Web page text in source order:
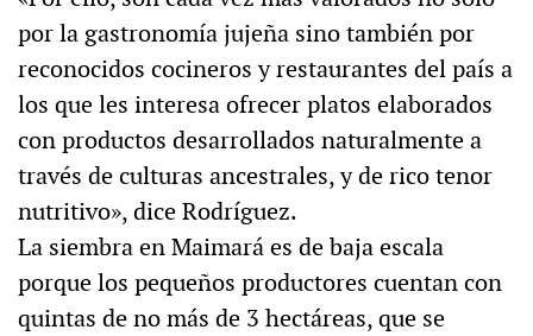
por la gastronomía jujeña sino también por
reconocidos cocineros y restaurantes del país a
los que les interesa ofrecer platos elaborados
con productos desarrollados naturalmente a
través de culturas ancestrales, y de rico tenor
nutritivo», dice Rodríguez.
La siembra en Maimará es de baja escala
porque los pequeños productores cuentan con
quintas de no más de 3 hectáreas, que se